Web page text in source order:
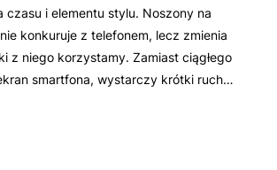
czasu i elementu stylu. Noszony na
konkuruje z telefonem, lecz zmienia
z niego korzystamy. Zamiast ciągłego
smartfona, wystarczy krótki ruch…